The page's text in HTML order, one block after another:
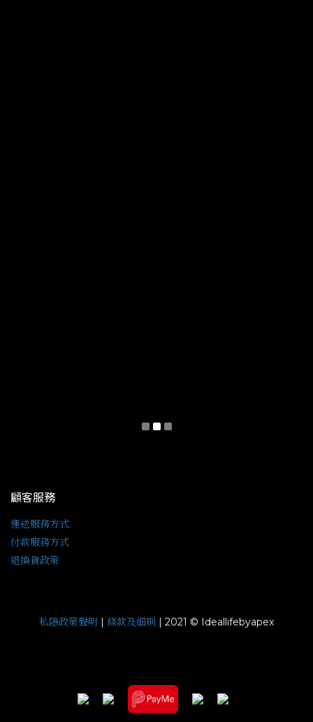
顧客服務
運送服務方式
付款服務方式
退換貨政策
私隱政策聲明 | 條款及細則 | 2021 © Ideallifebyapex